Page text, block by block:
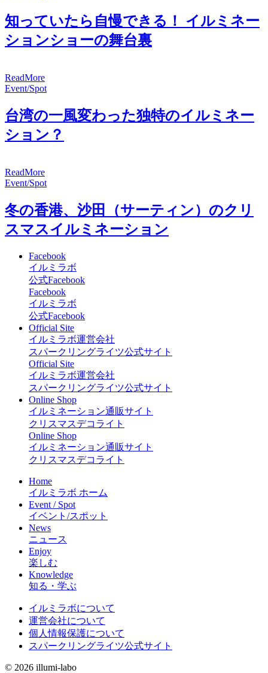
知っていたら自慢できる！ イルミネー
ションショーの舞台裏
ReadMore
Event/Spot
台湾の一風変わった独特のイルミネー
ション？
ReadMore
Event/Spot
冬の香港、沙田（サーティン）のクリ
スマスイルミネーション
Facebook
イルミラボ
公式Facebook
Facebook
イルミラボ
公式Facebook
Official Site
イルミラボ運営会社
スパークリングライツ公式サイト
Official Site
イルミラボ運営会社
スパークリングライツ公式サイト
Online Shop
イルミネーション通販サイト
クリスマスデコライト
Online Shop
イルミネーション通販サイト
クリスマスデコライト
Home
イルミラボ ホーム
Event / Spot
イベント/スポット
News
ニュース
Enjoy
楽しむ
Knowledge
知る・学ぶ
イルミラボについて
運営会社について
個人情報保護について
スパークリングライツ公式サイト
© 2026 illumi-labo